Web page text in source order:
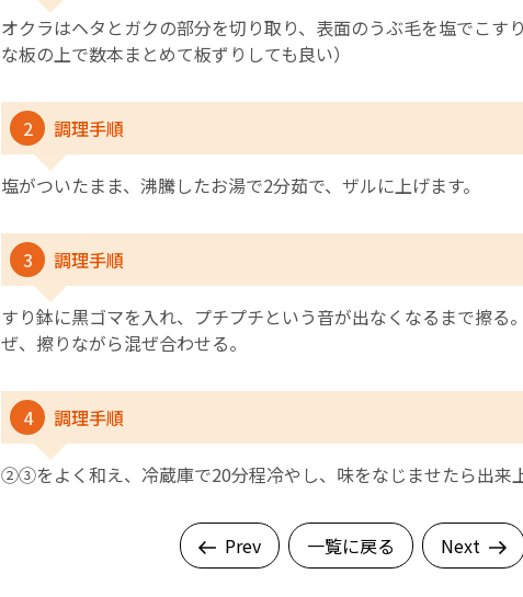
オクラはヘタとガクの部分を切り取り、表面のうぶ毛を塩でこす
な板の上で数本まとめて板ずりしても良い）
2 調理手順
塩がついたまま、沸騰したお湯で2分茹で、ザルに上げます。
3 調理手順
すり鉢に黒ゴマを入れ、プチプチという音が出なくなるまで擦る
ぜ、擦りながら混ぜ合わせる。
4 調理手順
②③をよく和え、冷蔵庫で20分程冷やし、味をなじませたら出来
Prev 一覧に戻る Next